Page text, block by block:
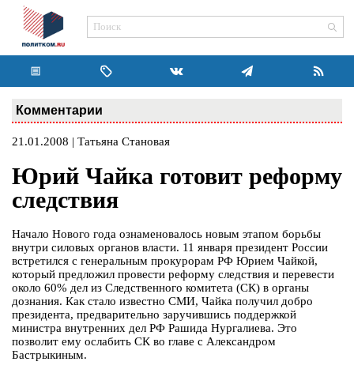
Комментарии
21.01.2008 | Татьяна Становая
Юрий Чайка готовит реформу
следствия
Начало Нового года ознаменовалось новым этапом борьбы
внутри силовых органов власти. 11 января президент России
встретился с генеральным прокурорам РФ Юрием Чайкой,
который предложил провести реформу следствия и перевести
около 60% дел из Следственного комитета (СК) в органы
дознания. Как стало известно СМИ, Чайка получил добро
президента, предварительно заручившись поддержкой
министра внутренних дел РФ Рашида Нургалиева. Это
позволит ему ослабить СК во главе с Александром
Бастрыкиным.